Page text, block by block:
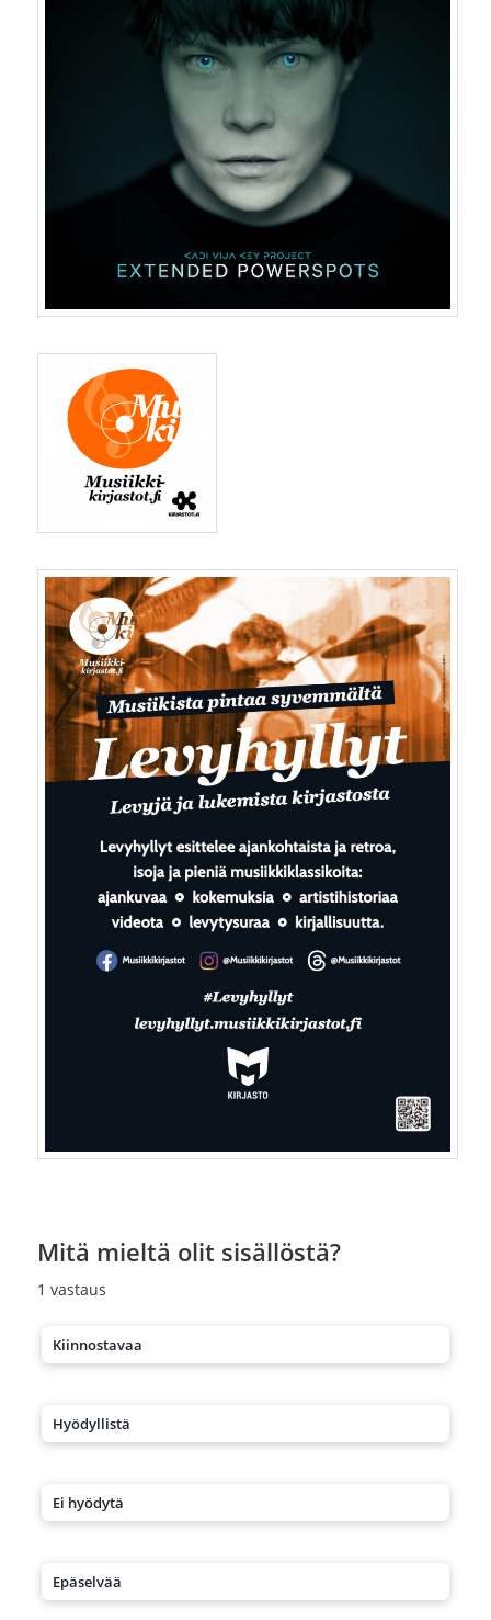
Mitä mieltä olit sisällöstä?
1 vastaus
Kiinnostavaa
Hyödyllistä
Ei hyödytä
Epäselvää